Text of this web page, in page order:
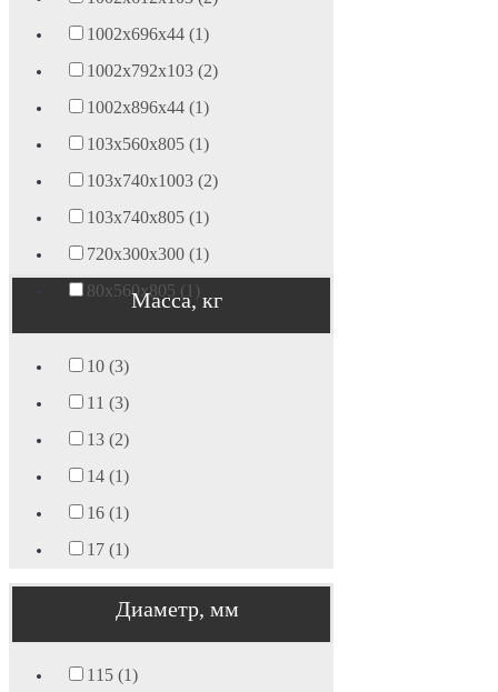
1002х696х44 (1)
1002х792х103 (2)
1002х896х44 (1)
103х560х805 (1)
103х740х1003 (2)
103х740х805 (1)
720х300х300 (1)
80х560х805 (1)
Масса, кг
10 (3)
11 (3)
13 (2)
14 (1)
16 (1)
17 (1)
Диаметр, мм
115 (1)